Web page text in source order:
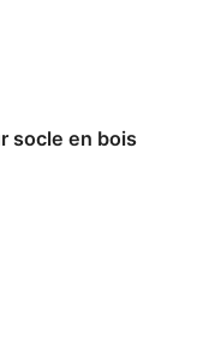
socle en bois